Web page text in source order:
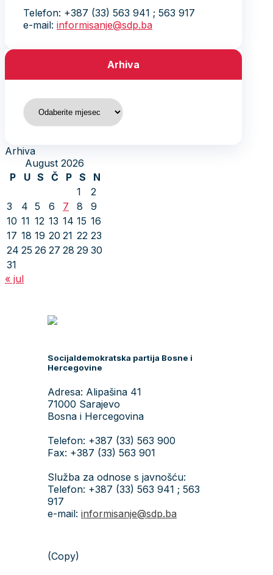
Telefon: +387 (33) 563 941 ; 563 917
e-mail: informisanje@sdp.ba
Arhiva
Arhiva
Arhiva
August 2026
P
U S Č P S
N
1
2
3
4 5 6 7 8
9
10 11 12 13 14 15 16
17 18 19 20 21 22 23
24 25 26 27 28 29 30
31
« jul
Socijaldemokratska partija Bosne i
Hercegovine
Adresa: Alipašina 41
71000 Sarajevo
Bosna i Hercegovina
Telefon: +387 (33) 563 900
Fax: +387 (33) 563 901
Služba za odnose s javnošću:
Telefon: +387 (33) 563 941 ; 563
917
e-mail: informisanje@sdp.ba
(Copy)